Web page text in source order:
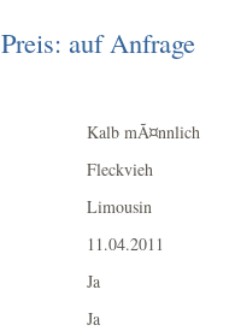
Preis: auf Anfrage
Kalb mÃ¤nnlich
Fleckvieh
Limousin
11.04.2011
Ja
Ja